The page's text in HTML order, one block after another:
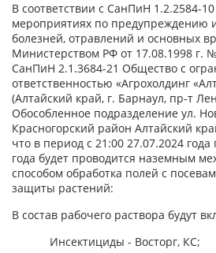
В соответствии с СанПиН 1.2.2584-
мероприятиях по предупреждению
болезней, отравлений и основных
Министерством РФ от 17.08.1998 г.
СанПиН 2.1.3684-21 Общество с
ответственностью «Агрохолдинг
(Алтайский край, г. Барнаул, пр-т
Обособленное подразделение ул.
Красногорский район Алтайский
что в период с 21:00 27.07.2024
года будет проводится наземным
способом обработка полей с
защиты растений:
В состав рабочего раствора будут
Инсектициды - Восторг, КС;